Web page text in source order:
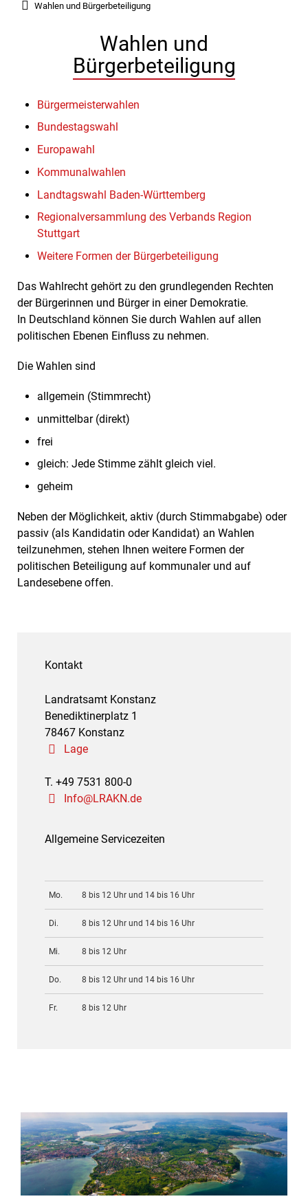
Wahlen und Bürgerbeteiligung
Wahlen und
Bürgerbeteiligung
Bürgermeisterwahlen
Bundestagswahl
Europawahl
Kommunalwahlen
Landtagswahl Baden-Württemberg
Regionalversammlung des Verbands Region
Stuttgart
Weitere Formen der Bürgerbeteiligung
Das Wahlrecht gehört zu den grundlegenden Rechten
der Bürgerinnen und Bürger in einer Demokratie.
In Deutschland können Sie durch Wahlen auf allen
politischen Ebenen Einfluss zu nehmen.
Die Wahlen sind
allgemein (Stimmrecht)
unmittelbar (direkt)
frei
gleich: Jede Stimme zählt gleich viel.
geheim
Neben der Möglichkeit, aktiv (durch Stimmabgabe) oder
passiv (als Kandidatin oder Kandidat) an Wahlen
teilzunehmen, stehen Ihnen weitere Formen der
politischen Beteiligung auf kommunaler und auf
Landesebene offen.
Kontakt
Landratsamt Konstanz
Benediktinerplatz 1
78467 Konstanz
Lage
T. +49 7531 800-0
Info@LRAKN.de
Allgemeine Servicezeiten
Mo. 8 bis 12 Uhr und 14 bis 16 Uhr
Di. 8 bis 12 Uhr und 14 bis 16 Uhr
Mi. 8 bis 12 Uhr
Do. 8 bis 12 Uhr und 14 bis 16 Uhr
Fr. 8 bis 12 Uhr